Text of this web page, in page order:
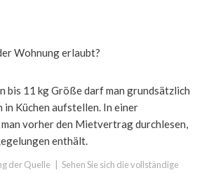
Wohnung erlaubt?
bis 11 kg Größe darf man grundsätzlich
in Küchen aufstellen. In einer
vorher den Mietvertrag durchlesen,
enthält.
der Quelle Sehen Sie sich die vollständige